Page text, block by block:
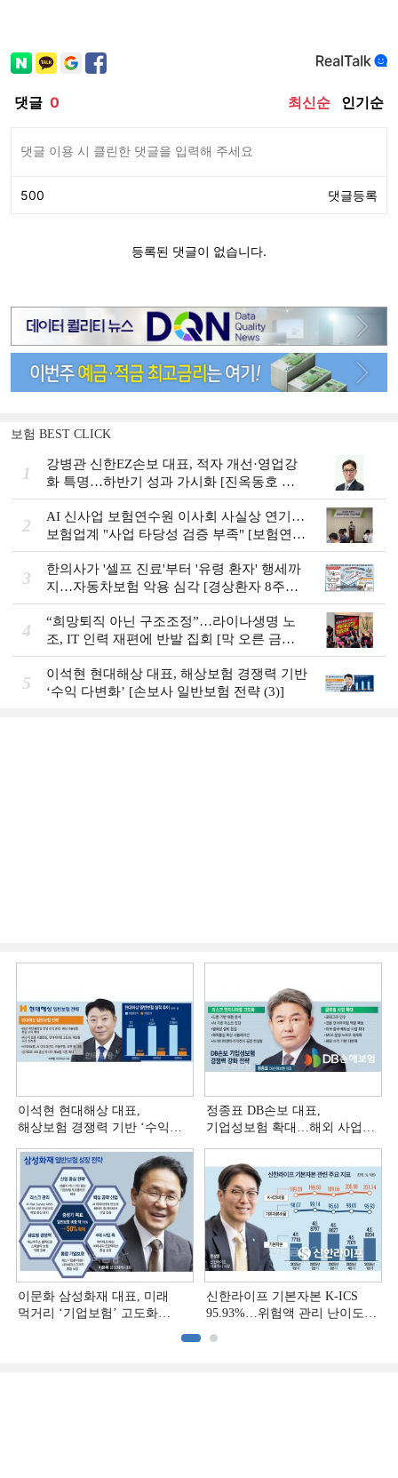
보험 BEST CLICK
1
강병관 신한EZ손보 대표, 적자 개선·영업강
화 특명…하반기 성과 가시화 [진옥동호 신
한금융, 부스트업 점검]
2
AI 신사업 보험연수원 이사회 사실상 연기…
보험업계 "사업 타당성 검증 부족" [보험연수
원 AI사업 논란]
3
한의사가 '셀프 진료'부터 '유령 환자' 행세까
지…자동차보험 악용 심각 [경상환자 8주룰
도입 초읽기]
4
“희망퇴직 아닌 구조조정”…라이나생명 노
조, IT 인력 재편에 반발 집회 [막 오른 금융
권 하투(夏鬪)]
5
이석현 현대해상 대표, 해상보험 경쟁력 기반
‘수익 다변화ʼ [손보사 일반보험 전략 (3)]
이석현 현대해상 대표,
해상보험 경쟁력 기반 ‘수익
(3)]
정종표 DB손보 대표,
기업성보험 확대…해외 사업
이문화 삼성화재 대표, 미래
먹거리 ‘기업보험’ 고도화
신한라이프 기본자본 K-ICS
95.93%…위험액 관리 난이도